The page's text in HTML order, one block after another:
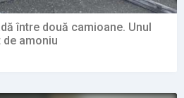
între două camioane. Unul
amoniu